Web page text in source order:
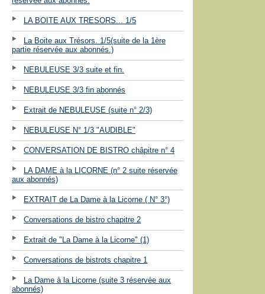
LA BOITE AUX TRESORS... 1/5
La Boite aux Trésors. 1/5(suite de la 1ère
partie réservée aux abonnés.)
NEBULEUSE 3/3 suite et fin.
NEBULEUSE 3/3 fin abonnés
Extrait de NEBULEUSE (suite n° 2/3)
NEBULEUSE N° 1/3 "AUDIBLE"
CONVERSATION DE BISTRO châpitre n° 4
LA DAME à la LICORNE (n° 2 suite réservée
aux abonnés)
EXTRAIT de La Dame à la Licorne ( N° 3°)
Conversations de bistro chapitre 2
Extrait de "La Dame à la Licorne" (1)
Conversations de bistrots chapitre 1
La Dame à la Licorne (suite 3 réservée aux
abonnés)